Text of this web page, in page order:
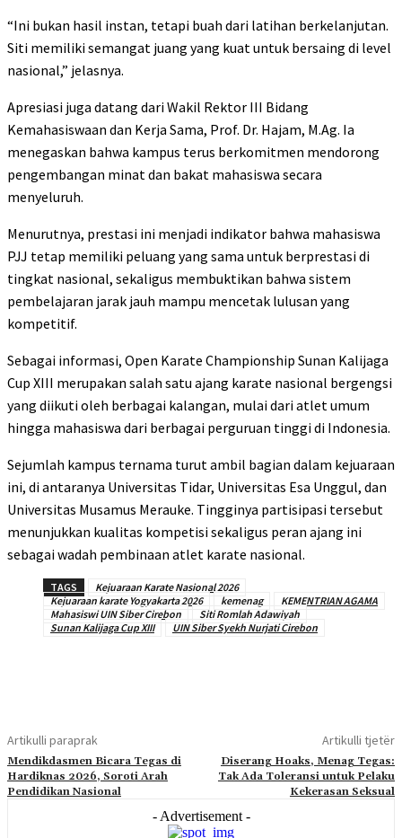
“Ini bukan hasil instan, tetapi buah dari latihan berkelanjutan.
Siti memiliki semangat juang yang kuat untuk bersaing di level
nasional,” jelasnya.
Apresiasi juga datang dari Wakil Rektor III Bidang
Kemahasiswaan dan Kerja Sama, Prof. Dr. Hajam, M.Ag. Ia
menegaskan bahwa kampus terus berkomitmen mendorong
pengembangan minat dan bakat mahasiswa secara
menyeluruh.
Menurutnya, prestasi ini menjadi indikator bahwa mahasiswa
PJJ tetap memiliki peluang yang sama untuk berprestasi di
tingkat nasional, sekaligus membuktikan bahwa sistem
pembelajaran jarak jauh mampu mencetak lulusan yang
kompetitif.
Sebagai informasi, Open Karate Championship Sunan Kalijaga
Cup XIII merupakan salah satu ajang karate nasional bergengsi
yang diikuti oleh berbagai kalangan, mulai dari atlet umum
hingga mahasiswa dari berbagai perguruan tinggi di Indonesia.
Sejumlah kampus ternama turut ambil bagian dalam kejuaraan
ini, di antaranya Universitas Tidar, Universitas Esa Unggul, dan
Universitas Musamus Merauke. Tingginya partisipasi tersebut
menunjukkan kualitas kompetisi sekaligus peran ajang ini
sebagai wadah pembinaan atlet karate nasional.
TAGS
Kejuaraan Karate Nasional 2026
Kejuaraan karate Yogyakarta 2026
kemenag
KEMENTRIAN AGAMA
Mahasiswi UIN Siber Cirebon
Siti Romlah Adawiyah
Sunan Kalijaga Cup XIII
UIN Siber Syekh Nurjati Cirebon
Artikulli paraprak
Mendikdasmen Bicara Tegas di
Hardiknas 2026, Soroti Arah
Pendidikan Nasional
Artikulli tjetër
Diserang Hoaks, Menag Tegas:
Tak Ada Toleransi untuk Pelaku
Kekerasan Seksual
- Advertisement -